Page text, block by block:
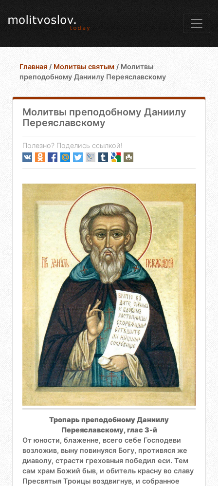
Главная / Молитвы святым / Молитвы
преподобному Даниилу Переяславскому
Молитвы преподобному Даниилу
Переяславскому
Полезно? Поделись ссылкой!
Тропарь преподобному Даниилу
Переяславскому, глас 3-й
От юности, блаженне, всего себе Господеви
возложив, выну повинуяся Богу, противяся же
диаволу, страсти греховныя победил еси. Тем
сам храм Божий быв, и обитель красну во славу
Пресвятыя Троицы воздвигнув, и собранное